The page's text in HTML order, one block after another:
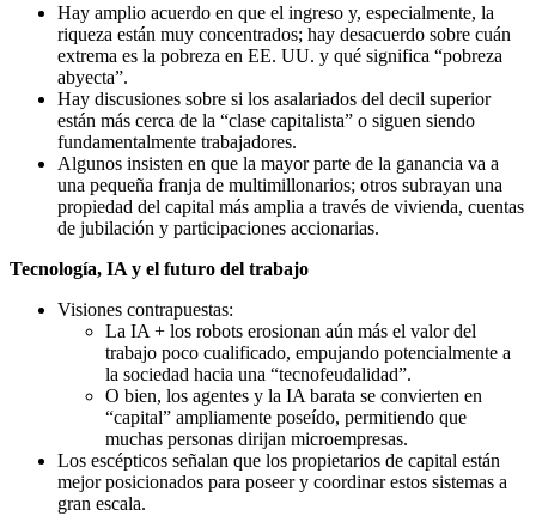
Hay amplio acuerdo en que el ingreso y, especialmente, la
riqueza están muy concentrados; hay desacuerdo sobre cuán
extrema es la pobreza en EE. UU. y qué significa “pobreza
abyecta”.
Hay discusiones sobre si los asalariados del decil superior
están más cerca de la “clase capitalista” o siguen siendo
fundamentalmente trabajadores.
Algunos insisten en que la mayor parte de la ganancia va a
una pequeña franja de multimillonarios; otros subrayan una
propiedad del capital más amplia a través de vivienda, cuentas
de jubilación y participaciones accionarias.
Tecnología, IA y el futuro del trabajo
Visiones contrapuestas:
La IA + los robots erosionan aún más el valor del
trabajo poco cualificado, empujando potencialmente a
la sociedad hacia una “tecnofeudalidad”.
O bien, los agentes y la IA barata se convierten en
“capital” ampliamente poseído, permitiendo que
muchas personas dirijan microempresas.
Los escépticos señalan que los propietarios de capital están
mejor posicionados para poseer y coordinar estos sistemas a
gran escala.